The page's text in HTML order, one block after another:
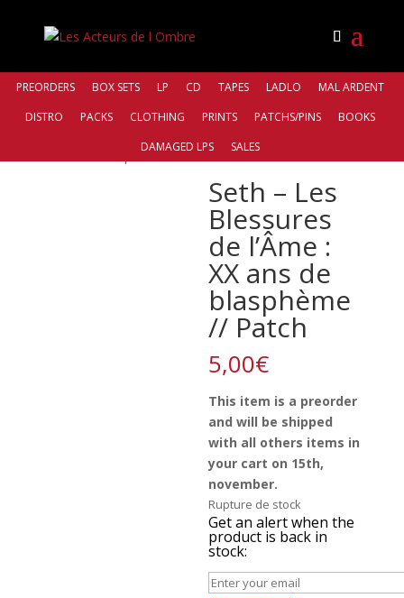
PREORDERS BOX SETS LP CD TAPES LADLO
MAL ARDENT
DISTRO
PACKS CLOTHING PRINTS PATCHS/PINS
BOOKS
DAMAGED LPS
SALES
XX ans de blasphème // Patch
Seth – Les
Blessures
de l’Âme :
XX ans de
blasphème
// Patch
5,00€
This item is a preorder
and will be shipped
with all others items in
your cart on 15th,
november.
Rupture de stock
Get an alert when the
product is back in
stock: